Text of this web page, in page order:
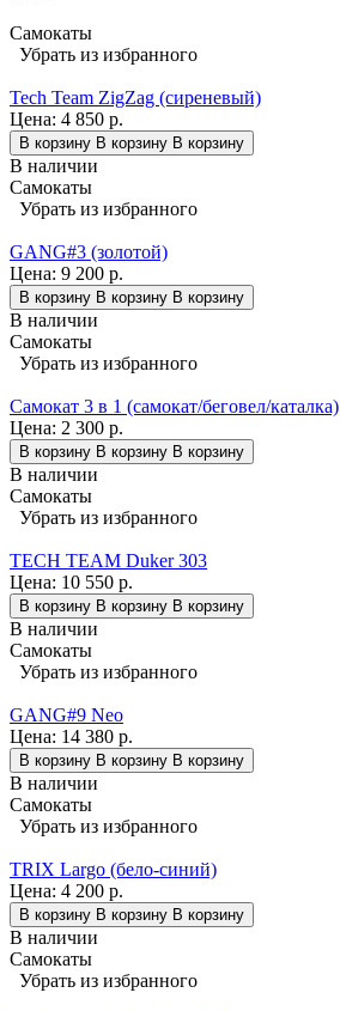
Самокаты
Убрать из избранного
Tech Team ZigZag (сиреневый)
Цена: 4 850 р.
В корзину В корзину В корзину
В наличии
Самокаты
Убрать из избранного
GANG#3 (золотой)
Цена: 9 200 р.
В корзину В корзину В корзину
В наличии
Самокаты
Убрать из избранного
Самокат 3 в 1 (самокат/беговел/каталка)
Цена: 2 300 р.
В корзину В корзину В корзину
В наличии
Самокаты
Убрать из избранного
TECH TEAM Duker 303
Цена: 10 550 р.
В корзину В корзину В корзину
В наличии
Самокаты
Убрать из избранного
GANG#9 Neo
Цена: 14 380 р.
В корзину В корзину В корзину
В наличии
Самокаты
Убрать из избранного
TRIX Largo (бело-синий)
Цена: 4 200 р.
В корзину В корзину В корзину
В наличии
Самокаты
Убрать из избранного